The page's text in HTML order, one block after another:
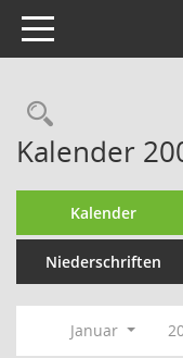
Toggle navigation
Kalender
Kalender
Niederschriften
Januar